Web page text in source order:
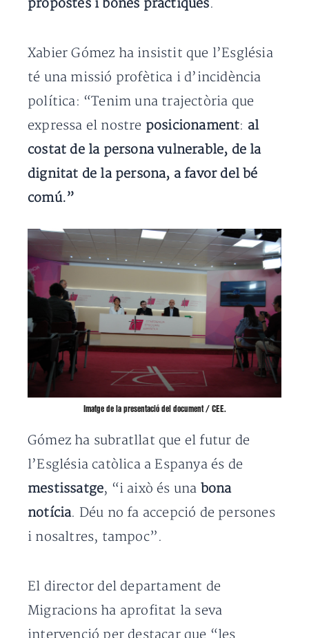
propostes i bones pràctiques.
Xabier Gómez ha insistit que l’Església
té una missió profètica i d’incidència
política: “Tenim una trajectòria que
expressa el nostre posicionament: al
costat de la persona vulnerable, de la
dignitat de la persona, a favor del bé
comú.”
Imatge de la presentació del document / CEE.
Gómez ha subratllat que el futur de
l’Església catòlica a Espanya és de
mestissatge, “i això és una bona
notícia. Déu no fa accepció de persones
i nosaltres, tampoc”.
El director del departament de
Migracions ha aprofitat la seva